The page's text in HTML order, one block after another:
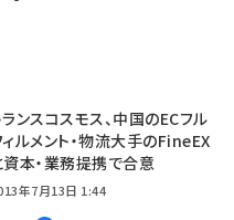
ランスコスモス、中国のECフル
ィルメント・物流大手のFineEX
資本・業務提携で合意
年7月13日 1:44